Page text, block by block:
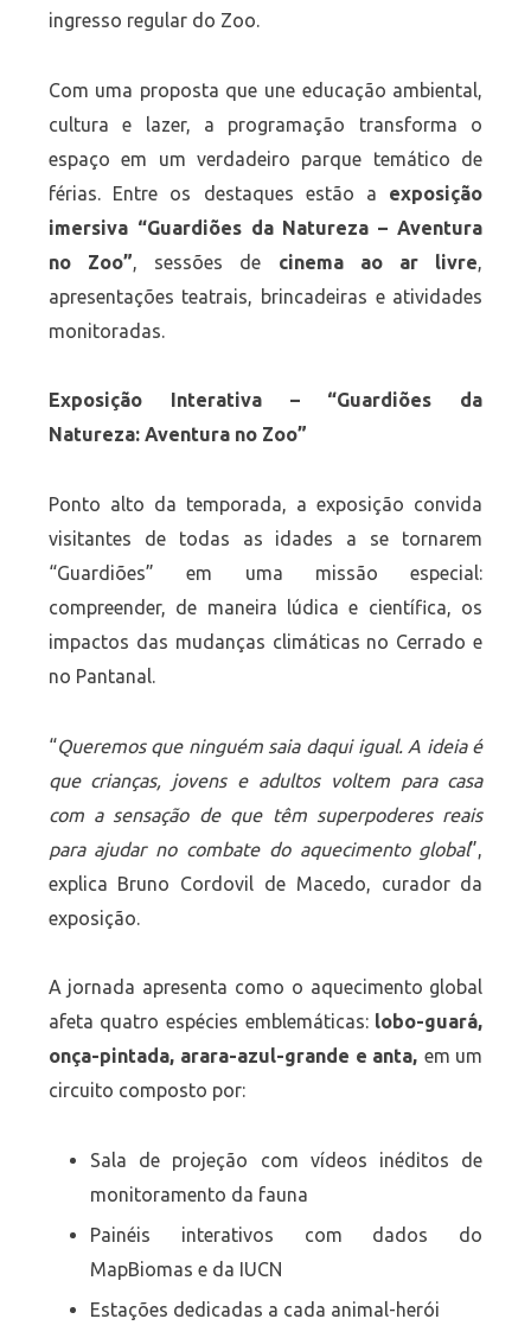
ingresso regular do Zoo.
Com uma proposta que une educação ambiental,
cultura e lazer, a programação transforma o
espaço em um verdadeiro parque temático de
férias. Entre os destaques estão a exposição
imersiva “Guardiões da Natureza – Aventura
no Zoo”, sessões de cinema ao ar livre,
apresentações teatrais, brincadeiras e atividades
monitoradas.
Exposição Interativa – “Guardiões da
Natureza: Aventura no Zoo”
Ponto alto da temporada, a exposição convida
visitantes de todas as idades a se tornarem
“Guardiões” em uma missão especial:
compreender, de maneira lúdica e científica, os
impactos das mudanças climáticas no Cerrado e
no Pantanal.
“Queremos que ninguém saia daqui igual. A ideia é
que crianças, jovens e adultos voltem para casa
com a sensação de que têm superpoderes reais
para ajudar no combate do aquecimento global”,
explica Bruno Cordovil de Macedo, curador da
exposição.
A jornada apresenta como o aquecimento global
afeta quatro espécies emblemáticas: lobo-guará,
onça-pintada, arara-azul-grande e anta, em um
circuito composto por:
Sala de projeção com vídeos inéditos de
monitoramento da fauna
Painéis interativos com dados do
MapBiomas e da IUCN
Estações dedicadas a cada animal-herói